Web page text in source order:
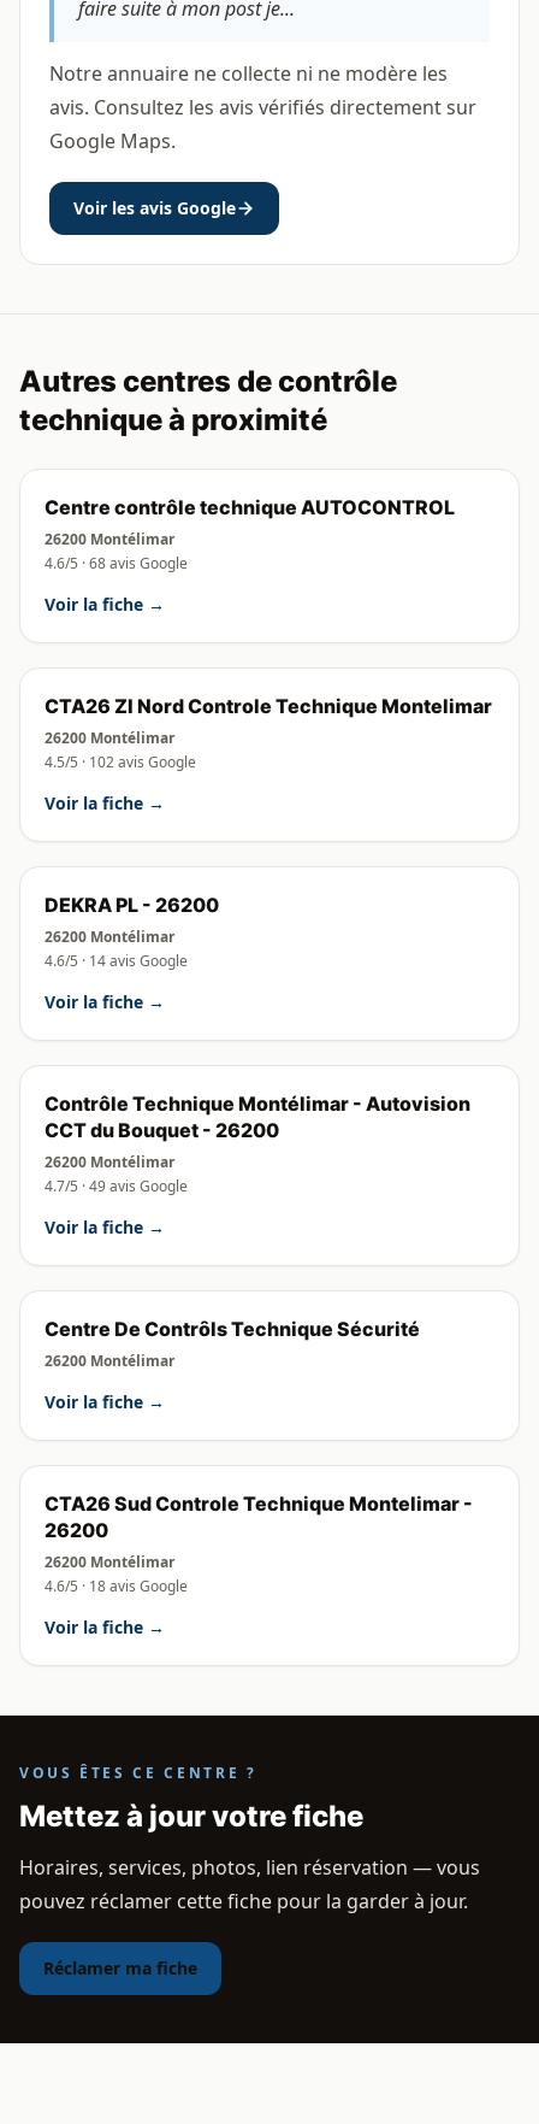
faire suite à mon post je...
Notre annuaire ne collecte ni ne modère les
avis. Consultez les avis vérifiés directement sur
Google Maps.
Voir les avis Google
Autres centres de contrôle
technique à proximité
Centre contrôle technique AUTOCONTROL
26200 Montélimar
4.6/5 · 68 avis Google
Voir la fiche →
CTA26 ZI Nord Controle Technique Montelimar
26200 Montélimar
4.5/5 · 102 avis Google
Voir la fiche →
DEKRA PL - 26200
26200 Montélimar
4.6/5 · 14 avis Google
Voir la fiche →
Contrôle Technique Montélimar - Autovision
CCT du Bouquet - 26200
26200 Montélimar
4.7/5 · 49 avis Google
Voir la fiche →
Centre De Contrȏls Technique Sécurité
26200 Montélimar
Voir la fiche →
CTA26 Sud Controle Technique Montelimar -
26200
26200 Montélimar
4.6/5 · 18 avis Google
Voir la fiche →
VOUS ÊTES CE CENTRE ?
Mettez à jour votre fiche
Horaires, services, photos, lien réservation — vous
pouvez réclamer cette fiche pour la garder à jour.
Réclamer ma fiche